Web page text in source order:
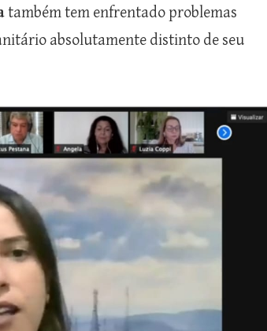
também tem enfrentado problemas
absolutamente distinto de seu